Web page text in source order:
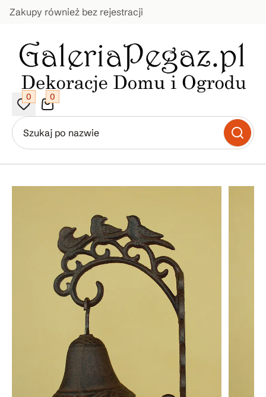
Zakupy również bez rejestracji
0 0